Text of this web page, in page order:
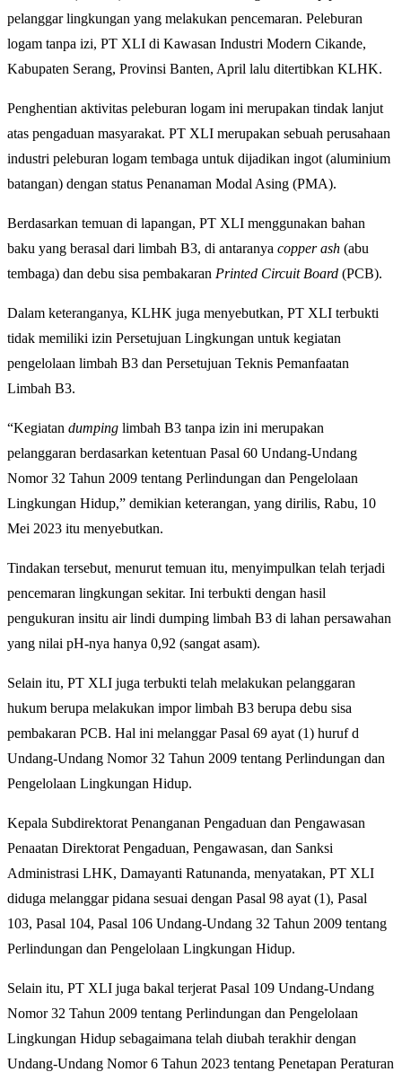
pelanggar lingkungan yang melakukan pencemaran. Peleburan
logam tanpa izi, PT XLI di Kawasan Industri Modern Cikande,
Kabupaten Serang, Provinsi Banten, April lalu ditertibkan KLHK.
Penghentian aktivitas peleburan logam ini merupakan tindak lanjut
atas pengaduan masyarakat. PT XLI merupakan sebuah perusahaan
industri peleburan logam tembaga untuk dijadikan ingot (aluminium
batangan) dengan status Penanaman Modal Asing (PMA).
Berdasarkan temuan di lapangan, PT XLI menggunakan bahan
baku yang berasal dari limbah B3, di antaranya copper ash (abu
tembaga) dan debu sisa pembakaran Printed Circuit Board (PCB).
Dalam keteranganya, KLHK juga menyebutkan, PT XLI terbukti
tidak memiliki izin Persetujuan Lingkungan untuk kegiatan
pengelolaan limbah B3 dan Persetujuan Teknis Pemanfaatan
Limbah B3.
“Kegiatan dumping limbah B3 tanpa izin ini merupakan
pelanggaran berdasarkan ketentuan Pasal 60 Undang-Undang
Nomor 32 Tahun 2009 tentang Perlindungan dan Pengelolaan
Lingkungan Hidup,” demikian keterangan, yang dirilis, Rabu, 10
Mei 2023 itu menyebutkan.
Tindakan tersebut, menurut temuan itu, menyimpulkan telah terjadi
pencemaran lingkungan sekitar. Ini terbukti dengan hasil
pengukuran insitu air lindi dumping limbah B3 di lahan persawahan
yang nilai pH-nya hanya 0,92 (sangat asam).
Selain itu, PT XLI juga terbukti telah melakukan pelanggaran
hukum berupa melakukan impor limbah B3 berupa debu sisa
pembakaran PCB. Hal ini melanggar Pasal 69 ayat (1) huruf d
Undang-Undang Nomor 32 Tahun 2009 tentang Perlindungan dan
Pengelolaan Lingkungan Hidup.
Kepala Subdirektorat Penanganan Pengaduan dan Pengawasan
Penaatan Direktorat Pengaduan, Pengawasan, dan Sanksi
Administrasi LHK, Damayanti Ratunanda, menyatakan, PT XLI
diduga melanggar pidana sesuai dengan Pasal 98 ayat (1), Pasal
103, Pasal 104, Pasal 106 Undang-Undang 32 Tahun 2009 tentang
Perlindungan dan Pengelolaan Lingkungan Hidup.
Selain itu, PT XLI juga bakal terjerat Pasal 109 Undang-Undang
Nomor 32 Tahun 2009 tentang Perlindungan dan Pengelolaan
Lingkungan Hidup sebagaimana telah diubah terakhir dengan
Undang-Undang Nomor 6 Tahun 2023 tentang Penetapan Peraturan